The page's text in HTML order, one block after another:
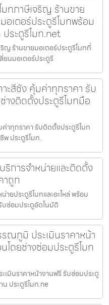
ทภาษีเจริญ ร้านขาย
อเตอร์ประตูรีโมทพร้อม
ระตูรีโมท.net
ญ ร้านขายมอเตอร์ประตูรีโมทที่
ยนมอเตอร์ประตูรี
ะสีชัง คุ้มค่าทุกราคา รับ
างติดตั้งประตูรีโมทมือ
ค่าทุกราคา รับติดตั้งประตูรีโมท
พ ประตูรีโมท.
การจำหน่ายและติดตั้ง
าถูก
ยประตูรีโมทและอะไหล่ พร้อม
ซ่อมประตูอัตโนมัติ
รณภูมิ ประเมินราคาหน้า
ดยช่างซ่อมประตูรีโมท
เมินราคาหน้างานฟรี รับซ่อมประตู
น ประตูรีโมท.ne